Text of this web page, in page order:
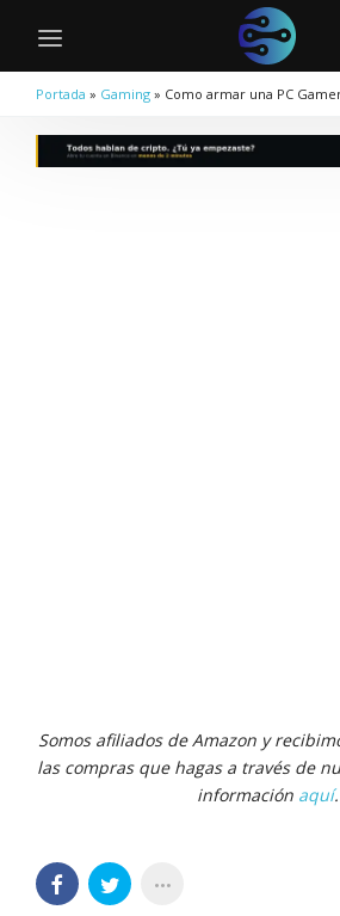
Portada » Gaming » Como armar una PC
Somos afiliados de Amazon y
las compras que hagas a través de
información aquí.